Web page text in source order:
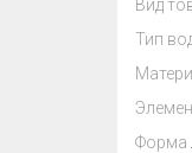
Вид
Тип
Форма